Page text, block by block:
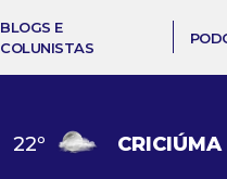
BLOGS E
COLUNISTAS
22º CRICIÚMA